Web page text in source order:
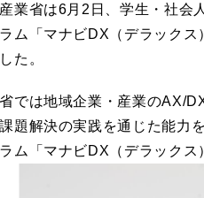
業省は6月2日、学生・社会
ム「マナビDX（デラック
た。
では地域企業・産業のAX/
題解決の実践を通じた能力
ム「マナビDX（デラックス